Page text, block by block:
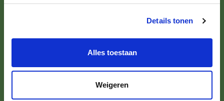
Details tonen
Alles toestaan
Weigeren
7008 AL Doetinchem